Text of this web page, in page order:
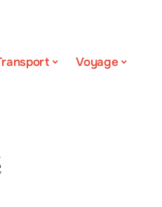
Voyage